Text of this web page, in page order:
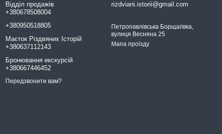
Відділ продажів
+380678508004
+380950518805
Маєток Різдвяних Історій
+380637112143
Бронювання екскурсій
+380667446452
Передзвонити вам?
rizdviani.istorii@gmail.com
Петропавлівська Борщагівка,
вулиця Весняна 25
Мапа проїзду